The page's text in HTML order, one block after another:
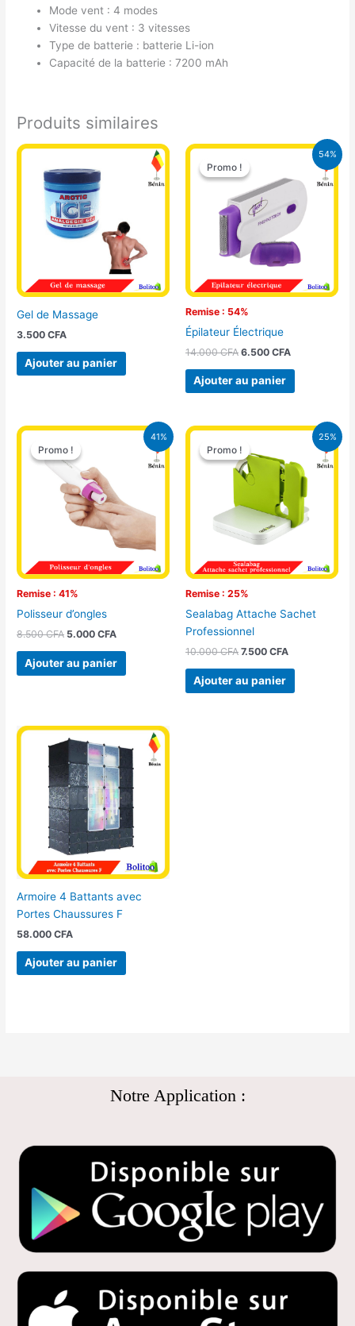
Mode vent : 4 modes
Vitesse du vent : 3 vitesses
Type de batterie : batterie Li-ion
Capacité de la batterie : 7200 mAh
Produits similaires
Gel de Massage
3.500CFA
Ajouter au panier
54%
Promo !
Remise : 54%
Promo !
Épilateur Électrique
14.000CFA
Le
prix
initial
était :
14.000 CFA.
6.500 CFA
Le
est :
Ajouter au panier
41%
Promo !
Remise : 41%
Promo !
Polisseur d’ongles
8.500CFA
Le
prix
initial
était :
8.500 CFA.
5.000CFA
Le
Ajouter au panier
25%
Promo !
Remise : 25%
Promo !
Sealabag Attache Sachet
Professionnel
10.000CFA
Le
prix
initial
était :
10.000 CFA.
7.500 CFA
Le
est :
7.500 CFA.
Ajouter au panier
Armoire 4 Battants avec
Portes Chaussures F
58.000CFA
Ajouter au panier
Notre Application :